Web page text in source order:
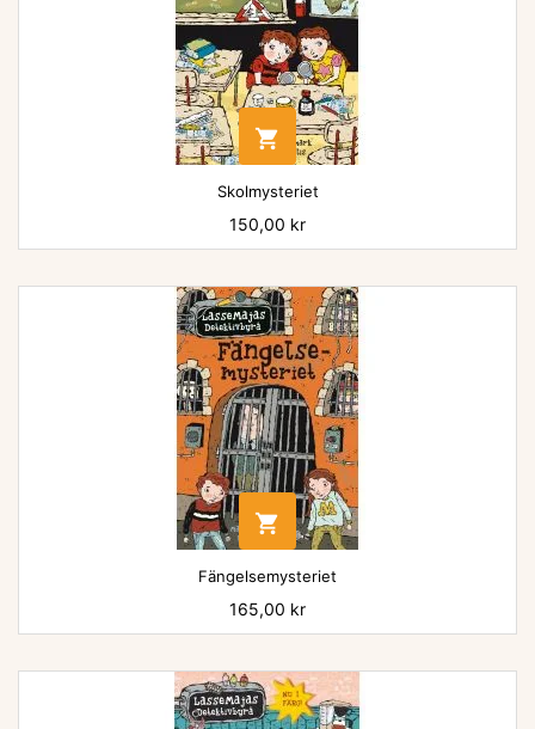

Skolmysteriet
Pris
150,00 kr

Fängelsemysteriet
Pris
165,00 kr